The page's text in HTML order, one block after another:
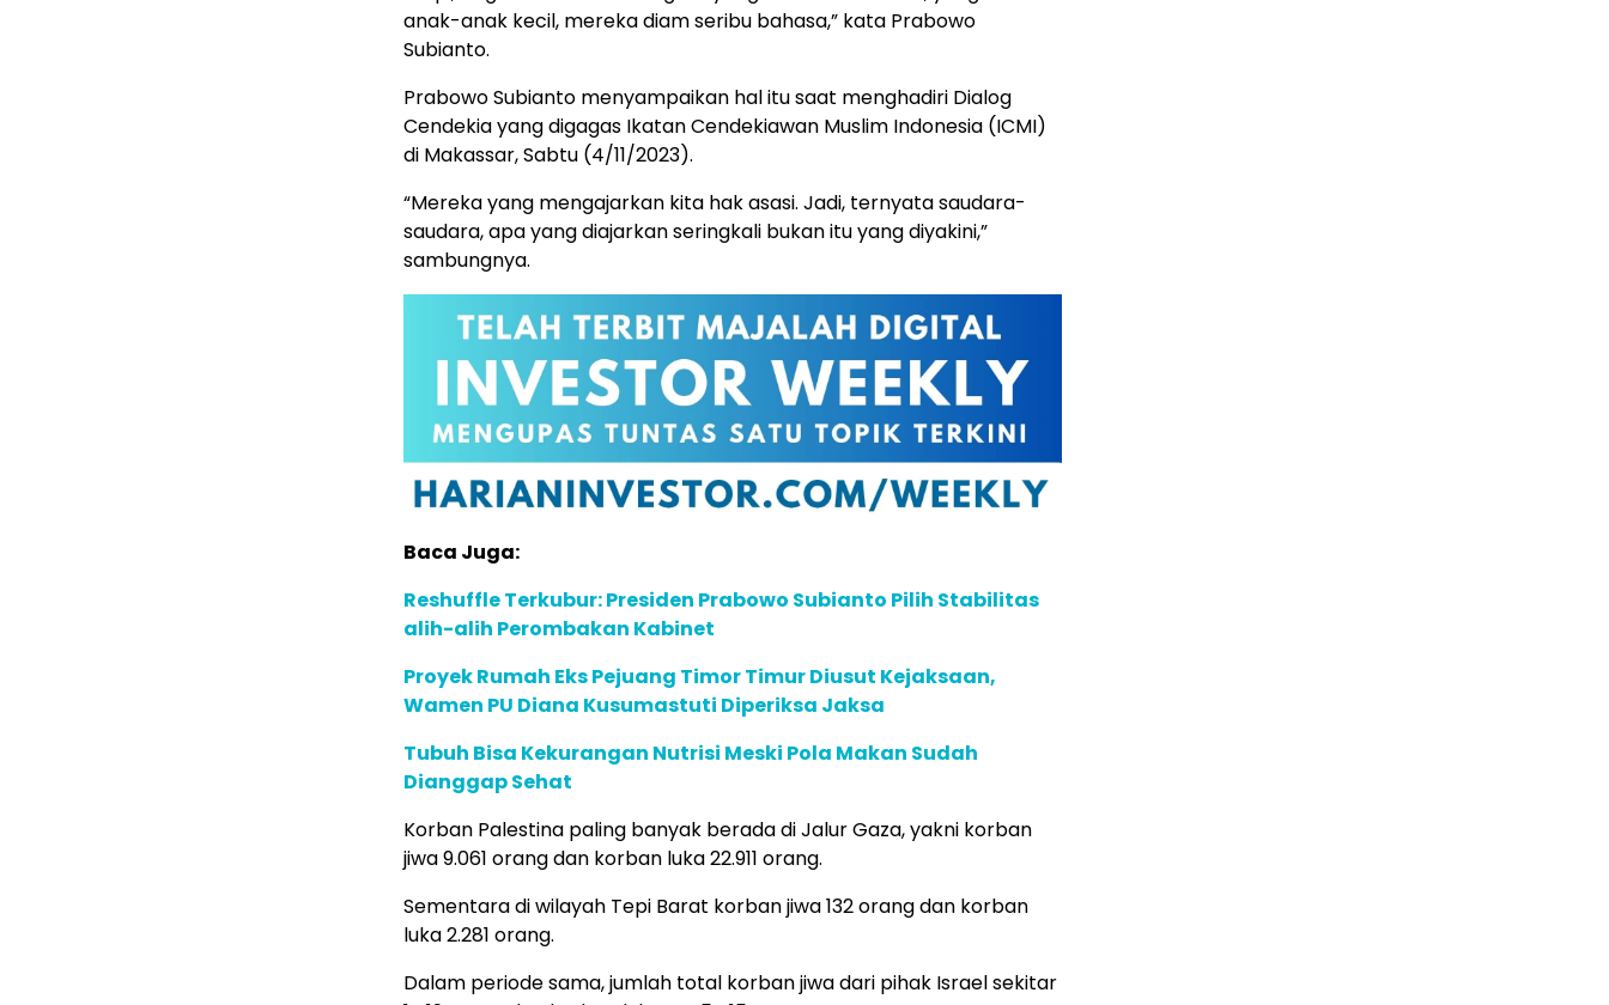
anak-anak kecil, mereka diam seribu bahasa,” kata Prabowo
Subianto.
Prabowo Subianto menyampaikan hal itu saat menghadiri Dialog
Cendekia yang digagas Ikatan Cendekiawan Muslim Indonesia (ICMI)
di Makassar, Sabtu (4/11/2023).
“Mereka yang mengajarkan kita hak asasi. Jadi, ternyata saudara-
saudara, apa yang diajarkan seringkali bukan itu yang diyakini,”
sambungnya.
Baca Juga:
Reshuffle Terkubur: Presiden Prabowo Subianto Pilih Stabilitas
alih-alih Perombakan Kabinet
Proyek Rumah Eks Pejuang Timor Timur Diusut Kejaksaan,
Wamen PU Diana Kusumastuti Diperiksa Jaksa
Tubuh Bisa Kekurangan Nutrisi Meski Pola Makan Sudah
Dianggap Sehat
Korban Palestina paling banyak berada di Jalur Gaza, yakni korban
jiwa 9.061 orang dan korban luka 22.911 orang.
Sementara di wilayah Tepi Barat korban jiwa 132 orang dan korban
luka 2.281 orang.
Dalam periode sama, jumlah total korban jiwa dari pihak Israel sekitar